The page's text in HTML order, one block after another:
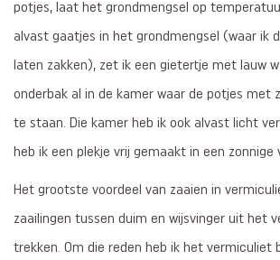
potjes, laat het grondmengsel op
alvast gaatjes in het grondmengsel (waar ik
laten zakken), zet ik een gietertje met lauw
onderbak al in de kamer waar de potjes met
te staan. Die kamer heb ik ook alvast licht
heb ik een plekje vrij gemaakt in een zonnige
Het grootste voordeel van zaaien in
zaailingen tussen duim en wijsvinger uit het
trekken. Om die reden heb ik het vermiculiet